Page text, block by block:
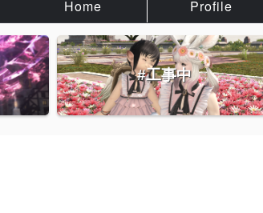
Home Profile
#工事中